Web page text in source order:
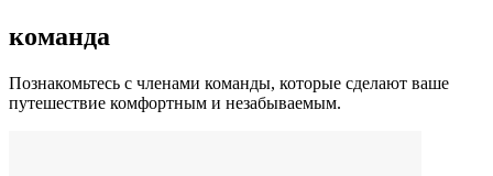
команда
Познакомьтесь с членами команды, которые сделают ваше
путешествие комфортным и незабываемым.